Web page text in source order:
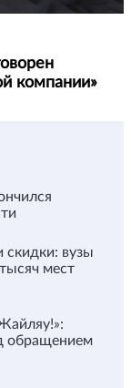
компании»
скидки: вузы
мест
обращением